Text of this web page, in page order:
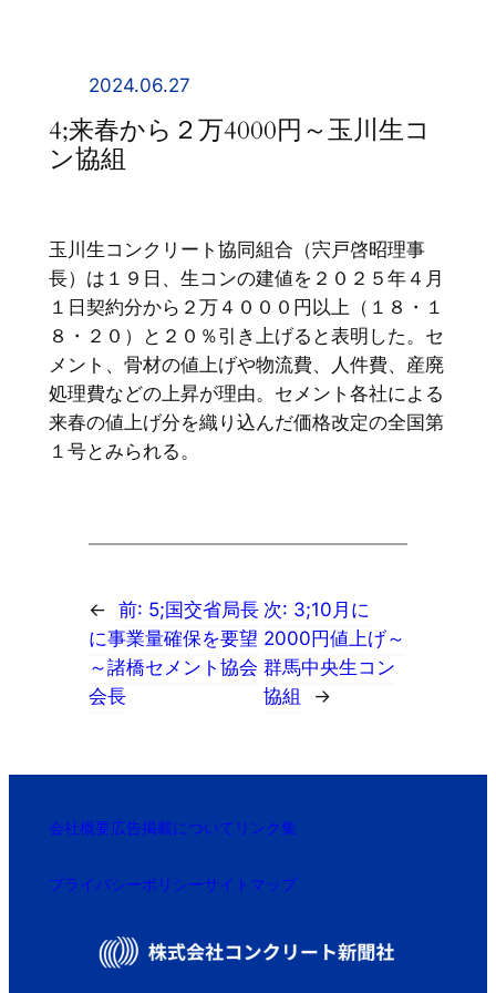
2024.06.27
4;来春から２万4000円～玉川生コ
ン協組
玉川生コンクリート協同組合（宍戸啓昭理事
長）は１９日、生コンの建値を２０２５年４月
１日契約分から２万４０００円以上（１８・１
８・２０）と２０％引き上げると表明した。セ
メント、骨材の値上げや物流費、人件費、産廃
処理費などの上昇が理由。セメント各社による
来春の値上げ分を織り込んだ価格改定の全国第
１号とみられる。
← 前: 5;国交省局長
に事業量確保を要望
～諸橋セメント協会
会長
次: 3;10月に
2000円値上げ～
群馬中央生コン
協組
→
会社概要広告掲載について リンク集
プライバシーポリシーサイトマップ